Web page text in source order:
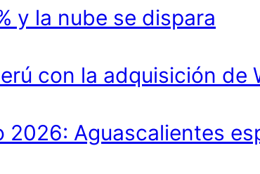
y la nube se dispara
con la adquisición de
Aguascalientes